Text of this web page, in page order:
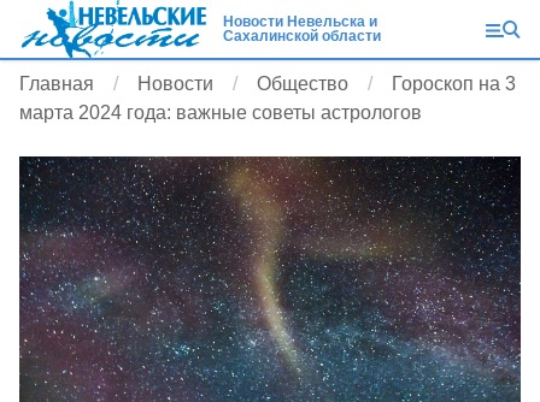
Новости Невельска и
Сахалинской области
Главная Новости Общество
Гороскоп на 3
марта 2024 года: важные советы астрологов